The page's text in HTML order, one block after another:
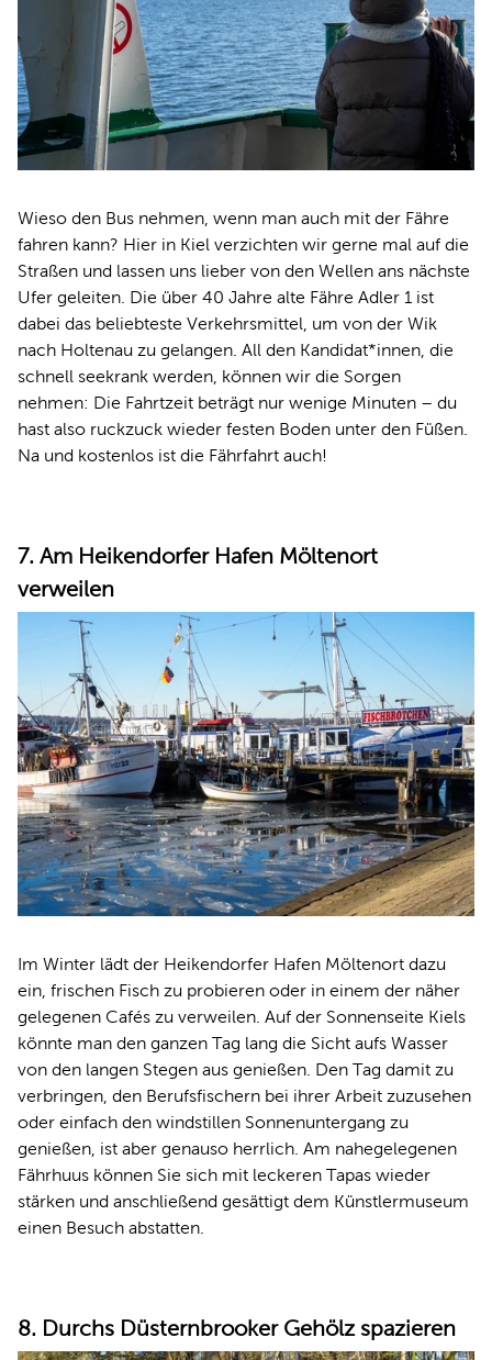
Wieso den Bus nehmen, wenn man auch mit der Fähre
fahren kann? Hier in Kiel verzichten wir gerne mal auf die
Straßen und lassen uns lieber von den Wellen ans nächste
Ufer geleiten. Die über 40 Jahre alte Fähre Adler 1 ist
dabei das beliebteste Verkehrsmittel, um von der Wik
nach Holtenau zu gelangen. All den Kandidat*innen, die
schnell seekrank werden, können wir die Sorgen
nehmen: Die Fahrtzeit beträgt nur wenige Minuten – du
hast also ruckzuck wieder festen Boden unter den Füßen.
Na und kostenlos ist die Fährfahrt auch!
7. Am Heikendorfer Hafen Möltenort
verweilen
Im Winter lädt der Heikendorfer Hafen Möltenort dazu
ein, frischen Fisch zu probieren oder in einem der näher
gelegenen Cafés zu verweilen. Auf der Sonnenseite Kiels
könnte man den ganzen Tag lang die Sicht aufs Wasser
von den langen Stegen aus genießen. Den Tag damit zu
verbringen, den Berufsfischern bei ihrer Arbeit zuzusehen
oder einfach den windstillen Sonnenuntergang zu
genießen, ist aber genauso herrlich. Am nahegelegenen
Fährhuus können Sie sich mit leckeren Tapas wieder
stärken und anschließend gesättigt dem Künstlermuseum
einen Besuch abstatten.
8. Durchs Düsternbrooker Gehölz spazieren